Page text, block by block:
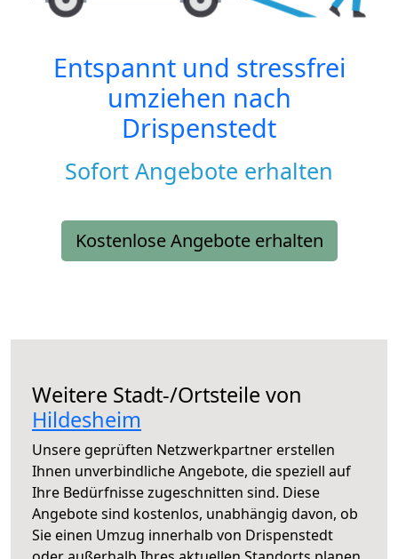
Entspannt und stressfrei
umziehen nach
Drispenstedt
Sofort Angebote erhalten
Kostenlose Angebote erhalten
Weitere Stadt-/Ortsteile von
Hildesheim
Unsere geprüften Netzwerkpartner erstellen
Ihnen unverbindliche Angebote, die speziell auf
Ihre Bedürfnisse zugeschnitten sind. Diese
Angebote sind kostenlos, unabhängig davon, ob
Sie einen Umzug innerhalb von Drispenstedt